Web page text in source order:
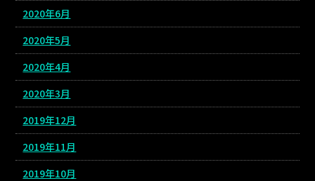
2020年6月
2020年5月
2020年4月
2020年3月
2019年12月
2019年11月
2019年10月